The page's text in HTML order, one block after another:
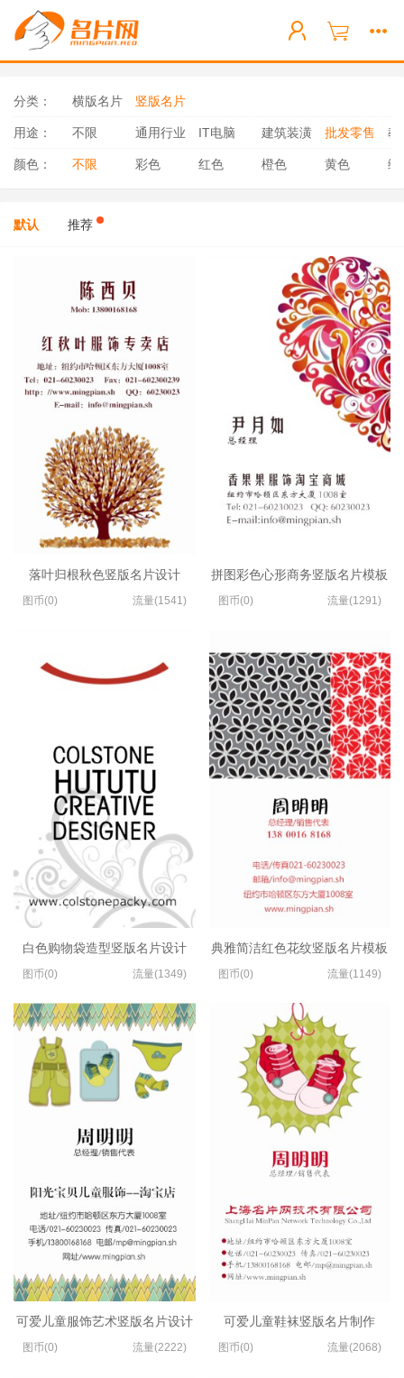
分类： 横版名片 竖版名片
用途： 不限 通用行业 IT电脑 建筑装潢 批发零售 教
颜色： 不限 彩色 红色 橙色 黄色 绿
默认 推荐
落叶归根秋色竖版名片设计
图币(0) 流量(1541)
白色购物袋造型竖版名片设计
图币(0) 流量(1349)
可爱儿童服饰艺术竖版名片设计
图币(0) 流量(2222)
拼图彩色心形商务竖版名片模板
图币(0) 流量(1291)
典雅简洁红色花纹竖版名片模板
图币(0) 流量(1149)
可爱儿童鞋袜竖版名片制作
图币(0) 流量(2068)